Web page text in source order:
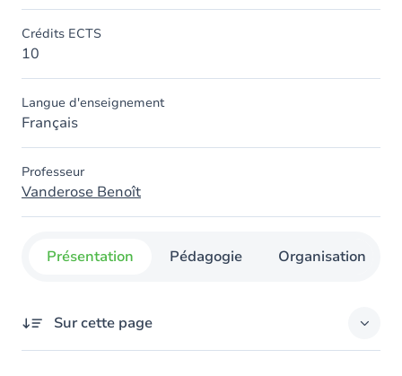
Crédits ECTS
10
Langue d'enseignement
Français
Professeur
Vanderose Benoît
Présentation Pédagogie Organisation
Sur cette page